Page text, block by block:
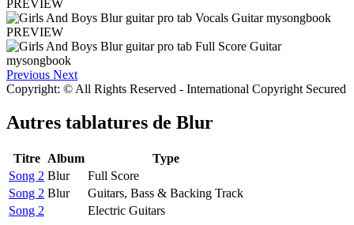
PREVIEW
PREVIEW
Previous Next
Copyright: © All Rights Reserved - International Copyright Secured
Autres tablatures de Blur
Titre Album
Type
Song 2 Blur
Full Score
Song 2 Blur
Guitars, Bass & Backing Track
Song 2
Electric Guitars